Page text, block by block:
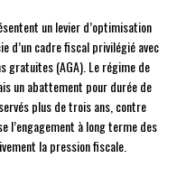
un levier d’optimisation
d’un cadre fiscal privilégié avec
gratuites (AGA). Le régime de
un abattement pour durée de
plus de trois ans, contre
l’engagement à long terme des
la pression fiscale.